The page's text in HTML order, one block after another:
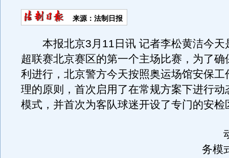
来源：法制日报
本报北京3月11日讯 记者李松黄洁今天
超联赛北京赛区的第一个主场比赛，为了确
利进行，北京警方今天按照奥运场馆安保工
理的原则，首次启用了在常规方案下进行动
模式，并首次为客队球迷开设了专门的安检
动
务模